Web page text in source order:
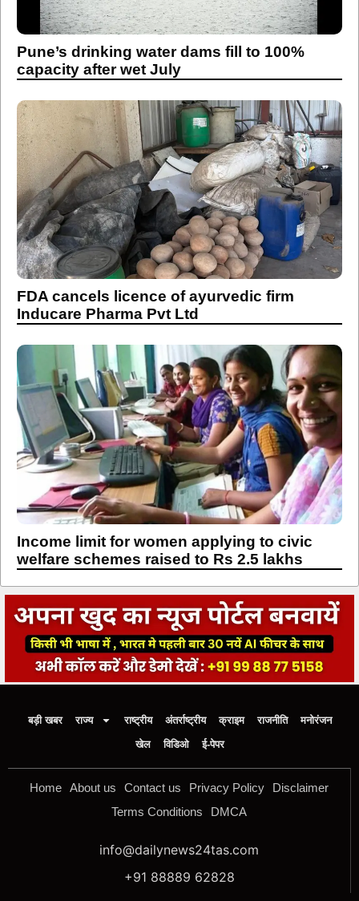
Pune’s drinking water dams fill to 100%
capacity after wet July
FDA cancels licence of ayurvedic firm
Inducare Pharma Pvt Ltd
Income limit for women applying to civic
welfare schemes raised to Rs 2.5 lakhs
बड़ी खबर राज्य राष्ट्रीय अंतर्राष्ट्रीय क्राइम राजनीति
मनोरंजन
खेल
विडिओ ई-पेपर
Home About us Contact us Privacy Policy
Disclaimer
Terms Conditions
DMCA
info@dailynews24tas.com
+91 88889 62828